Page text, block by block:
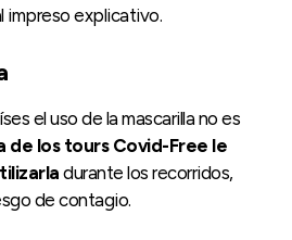
impreso explicativo.
el uso de la mascarilla no es
de los tours Covid-Free le
durante los recorridos,
de contagio.